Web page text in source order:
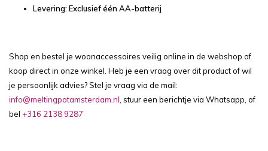
Levering: Exclusief één AA-batterij
Shop en bestel je woonaccessoires veilig online in de webshop of
koop direct in onze winkel. Heb je een vraag over dit product of wil
je persoonlijk advies? Stel je vraag via de mail:
info@meltingpotamsterdam.nl, stuur een berichtje via Whatsapp, of
bel +316 2138 9287